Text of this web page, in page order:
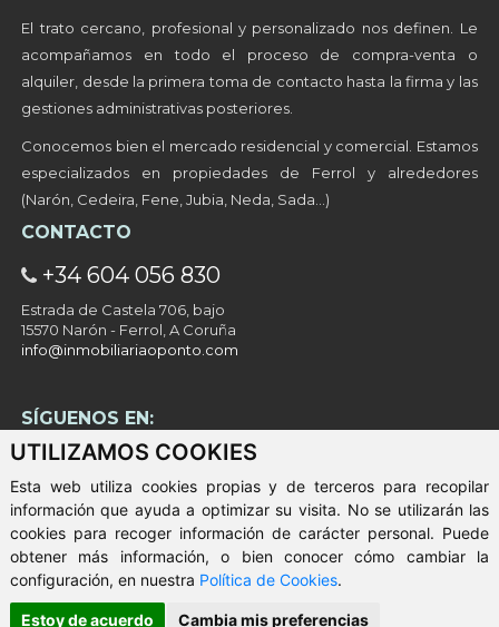
UTILIZAMOS COOKIES
Esta web utiliza cookies propias y de terceros para recopilar
información que ayuda a optimizar su visita. No se utilizarán las
cookies para recoger información de carácter personal. Puede
obtener más información, o bien conocer cómo cambiar la
configuración, en nuestra Política de Cookies.
Estoy de acuerdo Cambia mis preferencias
El trato cercano, profesional y personalizado nos definen. Le
acompañamos en todo el proceso de compra-venta o
alquiler, desde la primera toma de contacto hasta la firma y las
gestiones administrativas posteriores.
Conocemos bien el mercado residencial y comercial. Estamos
especializados en propiedades de Ferrol y alrededores
(Narón, Cedeira, Fene, Jubia, Neda, Sada…)
CONTACTO
+34 604 056 830
Estrada de Castela 706, bajo
15570 Narón - Ferrol, A Coruña
info@inmobiliariaoponto.com
SÍGUENOS EN:
© 2026 - Inmobiliaria O Ponto
Aviso Legal
Política de Privacidad ClickViviendas